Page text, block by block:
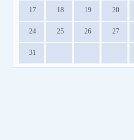
17 18 19 20
24 25 26 27
31